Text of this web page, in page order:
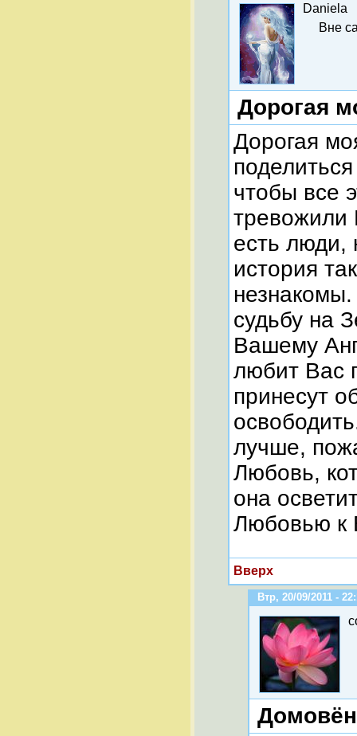
Daniela
Вне
Дорогая
Дорогая
чтобы все
тревожили
есть
история
судьбу на
Вашему
любит Вас
принесут
лучше,
Любовь,
она
Любовью
Вверх
Втр, 20/09/2011 -